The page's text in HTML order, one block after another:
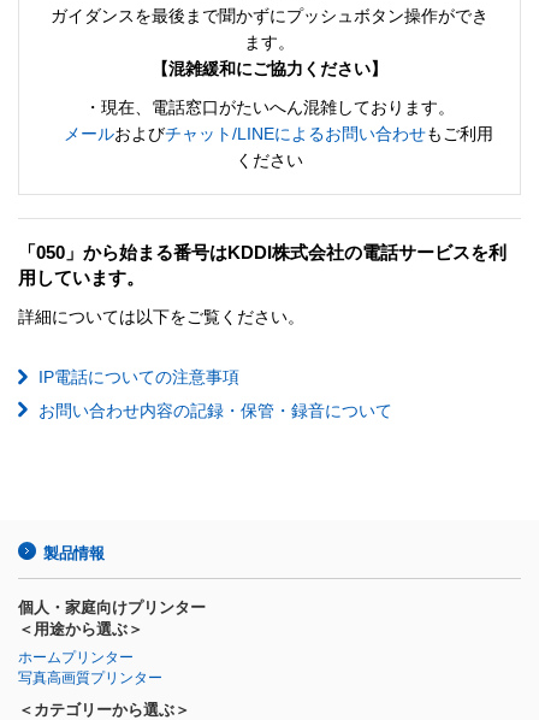
ガイダンスを最後まで聞かずにプッシュボタン操作ができ
ます。
【混雑緩和にご協力ください】
・現在、電話窓口がたいへん混雑しております。
メールおよびチャット/LINEによるお問い合わせもご利用
ください
「050」から始まる番号はKDDI株式会社の電話サービスを利
用しています。
詳細については以下をご覧ください。
IP電話についての注意事項
お問い合わせ内容の記録・保管・録音について
製品情報
個人・家庭向けプリンター
＜用途から選ぶ＞
ホームプリンター
写真高画質プリンター
＜カテゴリーから選ぶ＞